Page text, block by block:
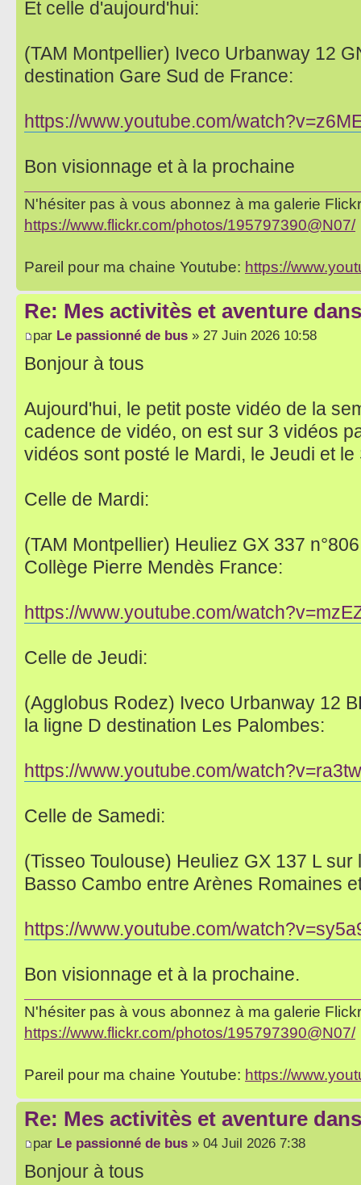
Et celle d'aujourd'hui:
(TAM Montpellier) Iveco Urbanway 12
destination Gare Sud de France:
https://www.youtube.com/
Bon visionnage et à la prochaine
N'hésiter pas à vous abonnez à ma galerie
https://www.flickr.com/photos/195797390@N07/
Pareil pour ma chaine Youtube: https://
Re: Mes activitès et aventure
par Le passionné de bus » 27 Juin 2026 10:58
Bonjour à tous
Aujourd'hui, le petit poste vidéo de la
cadence de vidéo, on est sur 3 vidéos
vidéos sont posté le Mardi, le Jeudi et le
Celle de Mardi:
(TAM Montpellier) Heuliez GX 337
Collège Pierre Mendès France:
https://www.youtube.com/
Celle de Jeudi:
(Agglobus Rodez) Iveco Urbanway 12
la ligne D destination Les Palombes:
https://www.youtube.com/
Celle de Samedi:
(Tisseo Toulouse) Heuliez GX 137 L
Basso Cambo entre Arènes Romaines
https://www.youtube.com/
Bon visionnage et à la prochaine.
N'hésiter pas à vous abonnez à ma galerie
https://www.flickr.com/photos/195797390@N07/
Pareil pour ma chaine Youtube: https://
Re: Mes activitès et aventure
par Le passionné de bus » 04 Juil 2026 7:38
Bonjour à tous